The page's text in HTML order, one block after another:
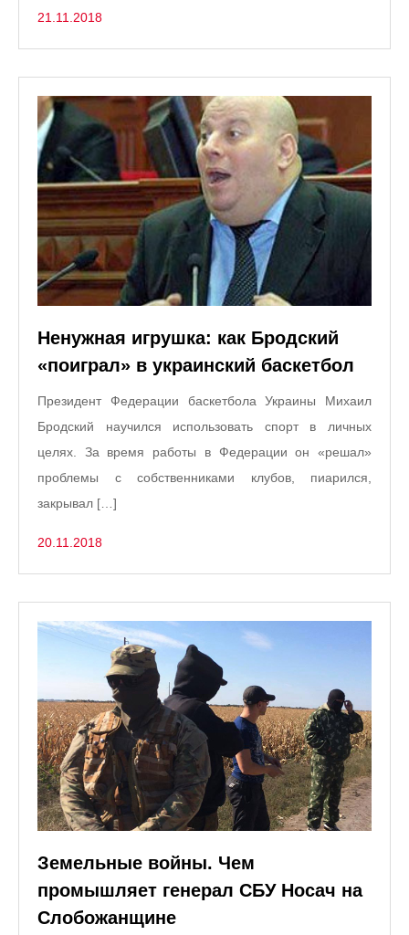
21.11.2018
Ненужная игрушка: как Бродский
«поиграл» в украинский баскетбол
Президент Федерации баскетбола Украины Михаил
Бродский научился использовать спорт в личных
целях. За время работы в Федерации он «решал»
проблемы с собственниками клубов, пиарился,
закрывал […]
20.11.2018
Земельные войны. Чем
промышляет генерал СБУ Носач на
Слобожанщине